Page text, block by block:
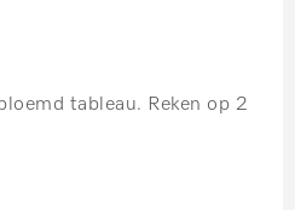
tableau. Reken op 2